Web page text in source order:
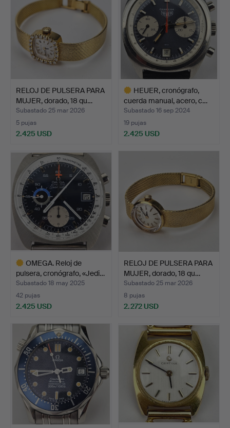
RELOJ DE PULSERA PARA
MUJER, dorado, 18 qu…
Subastado 25 mar 2026
5 pujas
2.425 USD
HEUER, cronógrafo,
cuerda manual, acero, c…
Subastado 16 sep 2024
19 pujas
2.425 USD
OMEGA. Reloj de
pulsera, cronógrafo, «Jedi…
Subastado 18 may 2025
42 pujas
2.425 USD
seleccionado
RELOJ DE PULSERA PARA
MUJER, dorado, 18 qu…
Subastado 25 mar 2026
8 pujas
2.272 USD